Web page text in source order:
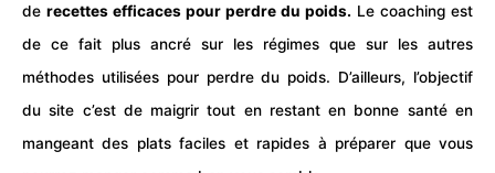
de recettes efficaces pour perdre du poids. Le coaching est
de ce fait plus ancré sur les régimes que sur les autres
méthodes utilisées pour perdre du poids. D’ailleurs, l’objectif
du site c’est de maigrir tout en restant en bonne santé en
mangeant des plats faciles et rapides à préparer que vous